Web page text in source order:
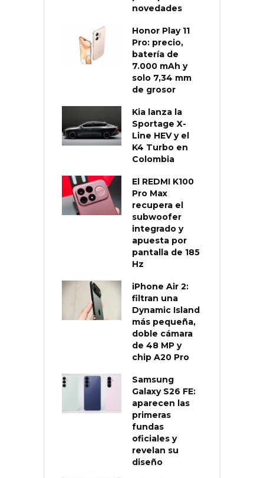
novedades
Honor Play 11
Pro: precio,
batería de
7.000 mAh y
solo 7,34 mm
de grosor
Kia lanza la
Sportage X-
Line HEV y el
K4 Turbo en
Colombia
El REDMI K100
Pro Max
recupera el
subwoofer
integrado y
apuesta por
pantalla de 185
Hz
iPhone Air 2:
filtran una
Dynamic Island
más pequeña,
doble cámara
de 48 MP y
chip A20 Pro
Samsung
Galaxy S26 FE:
aparecen las
primeras
fundas
oficiales y
revelan su
diseño